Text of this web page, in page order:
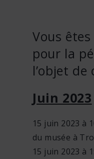
Vous
pour la
l’objet
Juin 2023
15 juin 2023 à
du musée à
15 juin 2023 à